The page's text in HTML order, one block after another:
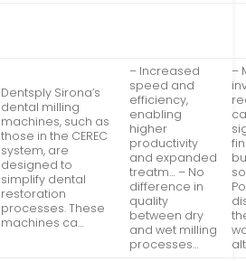
Dentsply Sirona’s
dental milling
machines, such as
those in the CEREC
system, are
designed to
simplify dental
restoration
processes. These
machines ca…
– Increased
speed and
efficiency,
enabling
higher
productivity
and expanded
treatm… – No
difference in
quality
between dry
and wet milling
processes…
–